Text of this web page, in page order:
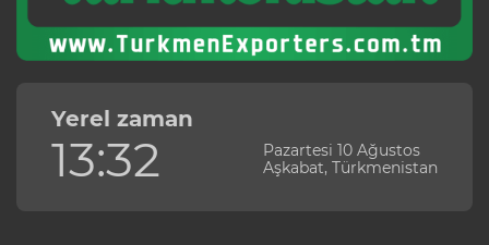
Yerel zaman
13:32
Pazartesi 10 Ağustos
Aşkabat, Türkmenistan